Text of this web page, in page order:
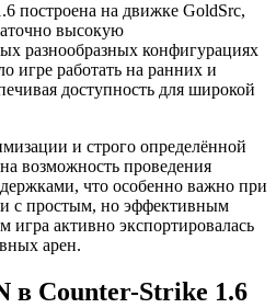
построена на движке GoldSrc,
высокую
разнообразных конфигурациях
игре работать на ранних и
доступность для широкой
и строго определённой
возможность проведения
что особенно важно при
с простым, но эффективным
игра активно экспортировалась
арен.
в Counter-Strike 1.6